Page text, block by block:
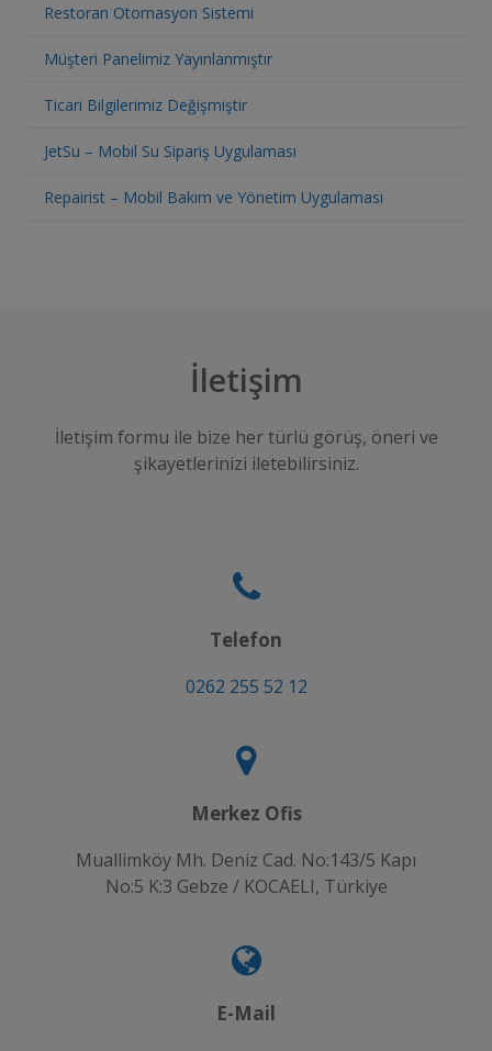
Restoran Otomasyon Sistemi
Müşteri Panelimiz Yayınlanmıştır
Ticari Bilgilerimiz Değişmiştir
JetSu – Mobil Su Sipariş Uygulaması
Repairist – Mobil Bakım ve Yönetim Uygulaması
İletişim
İletişim formu ile bize her türlü görüş, öneri ve
şikayetlerinizi iletebilirsiniz.
Telefon
0262 255 52 12
Merkez Ofis
Muallimköy Mh. Deniz Cad. No:143/5 Kapı
No:5 K:3 Gebze / KOCAELI, Türkiye
E-Mail